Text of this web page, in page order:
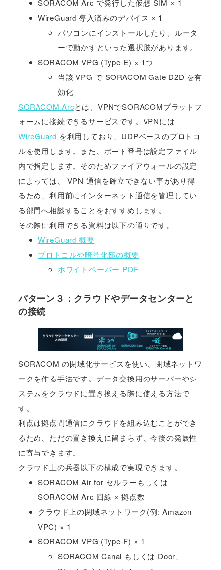
SORACOM Arc で発行した仮想 SIM × 1
WireGuard 導入済みのデバイス × 1
パソコンにインストールしたり、ルータ
ーで動かすといった選択肢があります。
SORACOM VPG (Type-E) × 1つ
当該 VPG で SORACOM Gate D2D を有
効化
SORACOM Arcとは、VPNでSORACOMプラットフ
ォームに接続できるサービスです。VPNには
WireGuard を利用しており、UDPベースのプロトコ
ルを使用します。また、ポート番号は設定ファイル
内で指定します。そのためファイアウォールの設定
によっては、 VPN 通信を確立できない事があり得
るため、利用前にインターネット通信を管理してい
る部門へ相談することをおすすめします。
その際に利用できる資料は以下の通りです。
WireGuard 概要
プロトコルや暗号化部の概要
ホワイトペーパー PDF
パターン３：クラウドやデータセンターと
の接続
SORACOM の閉域化サービスを使い、閉域ネットワ
ークを作る手法です。データ交換用のサーバーやシ
ステムをクラウドに置き換える際に使える方法で
す。
利点は拠点間通信にクラウドを組み込むことができ
るため、ただの置き換えに留まらず、今後の発展性
に寄与できます。
クラウド上の兵器以下の構成で実現できます。
SORACOM Air for セルラーもしくは
SORACOM Arc 回線 × 拠点数
クラウド上の閉域ネットワーク(例: Amazon
VPC) × 1
SORACOM VPG (Type-F) × 1
SORACOM Canal もしくは Door、